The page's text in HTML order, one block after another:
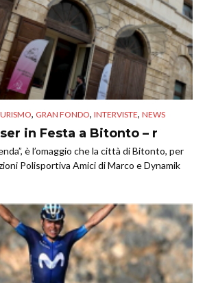
, GRAN FONDO, INTERVISTE, NEWS
in Festa a Bitonto – r
è l’omaggio che la città di Bitonto, per
Polisportiva Amici di Marco e Dynamik